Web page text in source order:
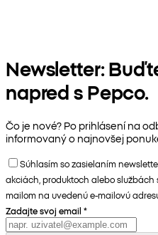
Newsletter:
napred s Pepco.
Čo je nové? Po prihlásení na
informovaný o najnovšej
Súhlasím so zasielaním
akciách, produktoch alebo službách
mailom na uvedenú e-mailovú
Zadajte svoj email *